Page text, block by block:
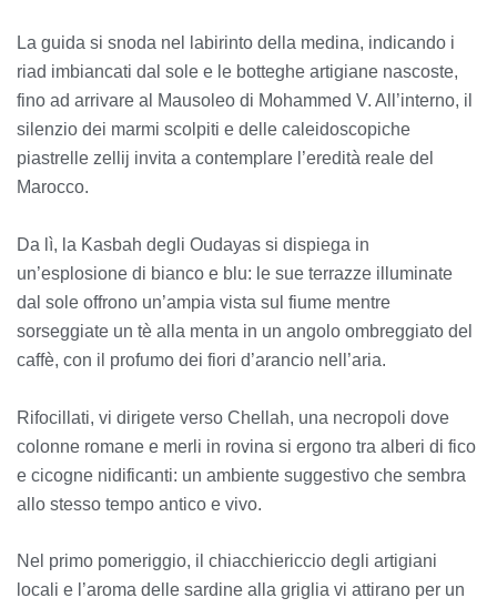
La guida si snoda nel labirinto della medina, indicando i
riad imbiancati dal sole e le botteghe artigiane nascoste,
fino ad arrivare al Mausoleo di Mohammed V. All’interno, il
silenzio dei marmi scolpiti e delle caleidoscopiche
piastrelle zellij invita a contemplare l’eredità reale del
Marocco.
Da lì, la Kasbah degli Oudayas si dispiega in
un’esplosione di bianco e blu: le sue terrazze illuminate
dal sole offrono un’ampia vista sul fiume mentre
sorseggiate un tè alla menta in un angolo ombreggiato del
caffè, con il profumo dei fiori d’arancio nell’aria.
Rifocillati, vi dirigete verso Chellah, una necropoli dove
colonne romane e merli in rovina si ergono tra alberi di fico
e cicogne nidificanti: un ambiente suggestivo che sembra
allo stesso tempo antico e vivo.
Nel primo pomeriggio, il chiacchiericcio degli artigiani
locali e l’aroma delle sardine alla griglia vi attirano per un